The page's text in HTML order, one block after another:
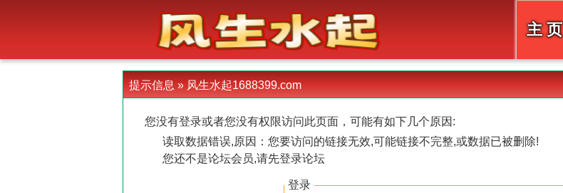
主 页
提示信息 » 风生水起1688399.com
您没有登录或者您没有权限访问此页面，可能有如下几个原因:
读取数据错误,原因：您要访问的链接无效,可能链接不完整,或数据已被删除!
您还不是论坛会员,请先登录论坛
登录